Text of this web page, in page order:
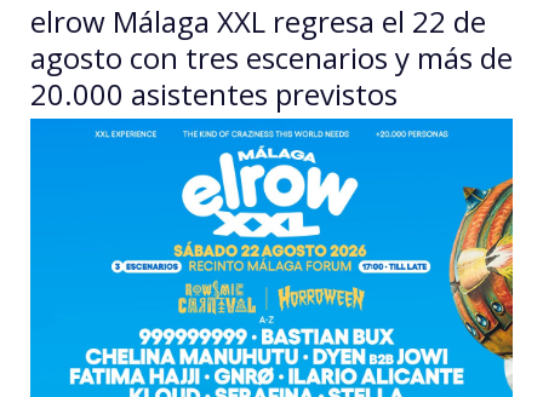
la
falta
de
actividades
malagueña
elrow Málaga XXL regresa el 22 de
agosto con tres escenarios y más de
20.000 asistentes previstos